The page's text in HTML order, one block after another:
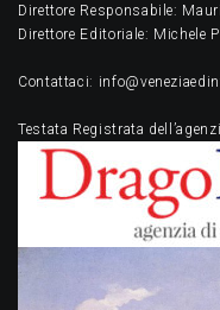
Direttore Responsabile:
Direttore Editoriale: Michele
Contattaci:
Testata Registrata